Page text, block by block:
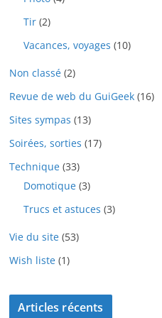
Tir (2)
Vacances, voyages (10)
Non classé (2)
Revue de web du GuiGeek (16)
Sites sympas (13)
Soirées, sorties (17)
Technique (33)
Domotique (3)
Trucs et astuces (3)
Vie du site (53)
Wish liste (1)
Articles récents